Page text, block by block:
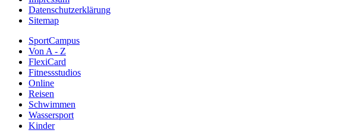
Datenschutzerklärung
Sitemap
SportCampus
Von A - Z
FlexiCard
Fitnessstudios
Online
Reisen
Schwimmen
Wassersport
Kinder